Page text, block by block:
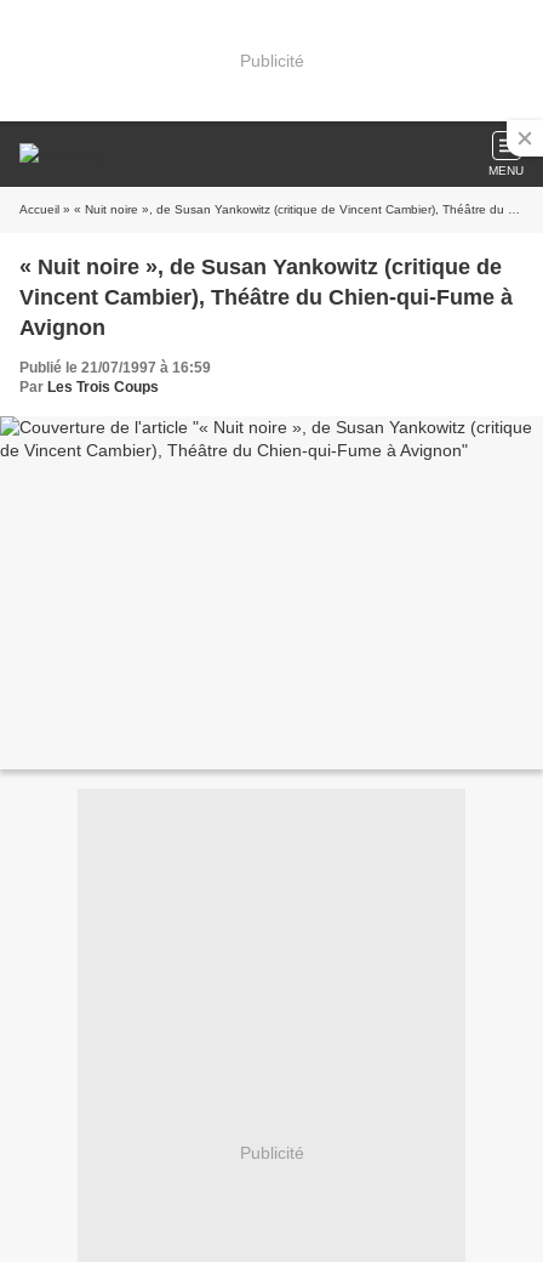
Publicité
MENU
Accueil » « Nuit noire », de Susan Yankowitz (critique de Vincent Cambier), Théâtre du Chien-qui-Fume à Avignon
« Nuit noire », de Susan Yankowitz (critique de
Vincent Cambier), Théâtre du Chien-qui-Fume à
Avignon
Publié le 21/07/1997 à 16:59
Par Les Trois Coups
Publicité